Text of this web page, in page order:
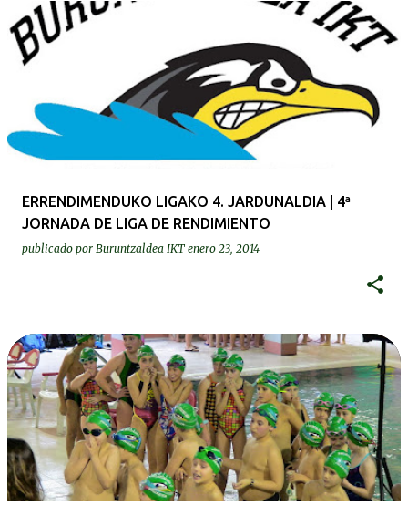
ERRENDIMENDUKO LIGAKO 4. JARDUNALDIA | 4ª
JORNADA DE LIGA DE RENDIMIENTO
publicado por Buruntzaldea IKT enero 23, 2014